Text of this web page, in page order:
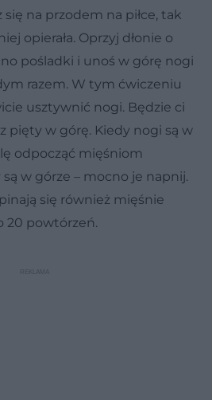
się na przodem na piłce, tak
opierała. Oprzyj dłonie o
pośladki i unoś w górę nogi
razem. W tym ćwiczeniu
usztywnić nogi. Będzie ci
pięty w górę. Kiedy nogi są w
odpocząć mięśniom
w górze – mocno je napnij.
się również mięśnie
20 powtórzeń.